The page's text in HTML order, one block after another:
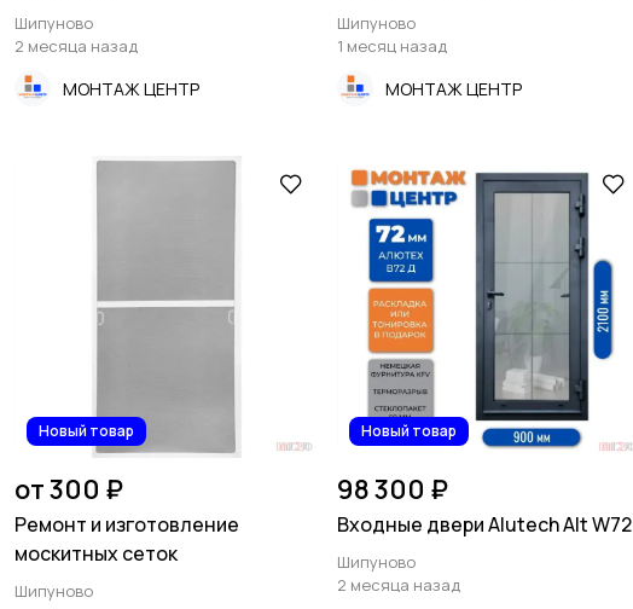
Шипуново
2 месяца назад
МОНТАЖ ЦЕНТР
мм
Шипуново
1 месяц назад
МОНТАЖ ЦЕНТР
Новый товар
от 300 ₽
Ремонт и изготовление
москитных сеток
Шипуново
Новый товар
98 300 ₽
Входные двери Alutech Alt W72
Шипуново
2 месяца назад